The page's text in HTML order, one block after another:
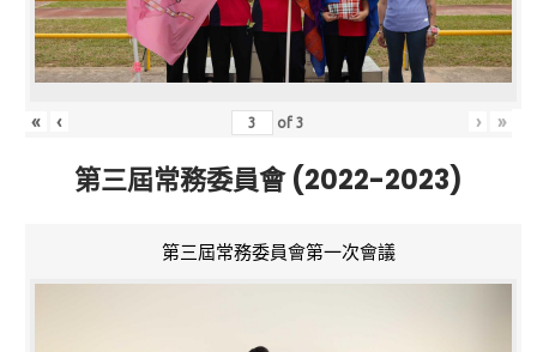
« ‹ of3 › »
第三屆常務委員會 (2022-2023)
第三屆常務委員會第一次會議